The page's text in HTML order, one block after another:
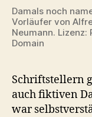
Damals noch
Vorläufer von
Neumann. Lizenz:
Domain
Schriftstellern
auch fiktiven
war